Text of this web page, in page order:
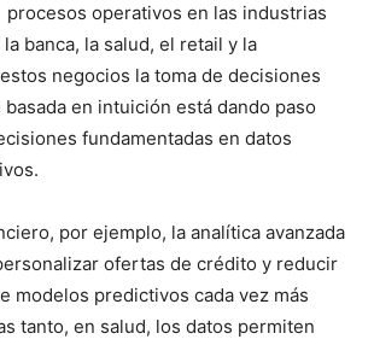
operativos en las industrias
banca, la salud, el retail y la
negocios la toma de decisiones
en intuición está dando paso
fundamentadas en datos
por ejemplo, la analítica avanzada
ofertas de crédito y reducir
modelos predictivos cada vez más
tanto, en salud, los datos permiten